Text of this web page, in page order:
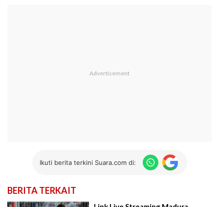
Ikuti berita terkini Suara.com di:
BERITA TERKAIT